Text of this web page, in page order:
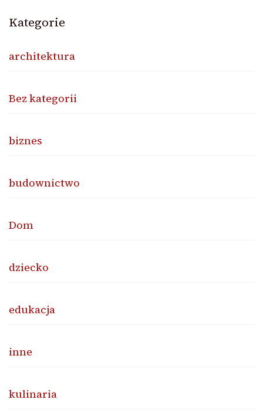
Kategorie
architektura
Bez kategorii
biznes
budownictwo
Dom
dziecko
edukacja
inne
kulinaria